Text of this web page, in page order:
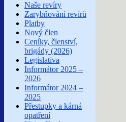
Naše revíry
Zarybňování revírů
Platby
Nový člen
Ceníky, členství,
brigády (2026)
Legislativa
Informátor 2025 –
2026
Informátor 2024 –
2025
Přestupky a kárná
opatření